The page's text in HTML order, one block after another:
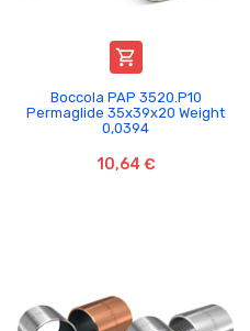

Boccola PAP 3520.P10
Permaglide 35x39x20 Weight
0,0394
10,64 €